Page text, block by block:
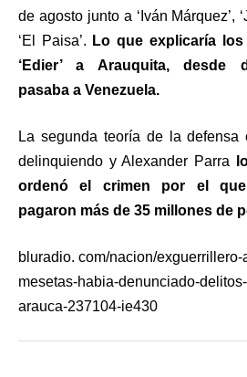
de agosto junto a ‘Iván Márquez’,
‘El Paisa’. Lo que explicaría
‘Edier’ a Arauquita, desde
pasaba a Venezuela.
La segunda teoría de la defensa
delinquiendo y Alexander Parra
ordenó el crimen por el que
pagaron más de 35 millones de
bluradio. com/nacion/
mesetas-habia-denunciado-
arauca-237104-ie430